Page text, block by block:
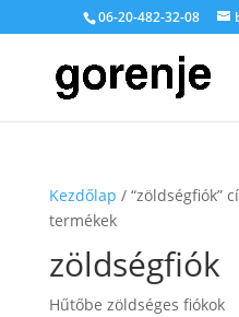
06-20-482-32-08
Kezdőlap / “zöldségfiók”
termékek
zöldségfiók
Hűtőbe zöldséges fiókok